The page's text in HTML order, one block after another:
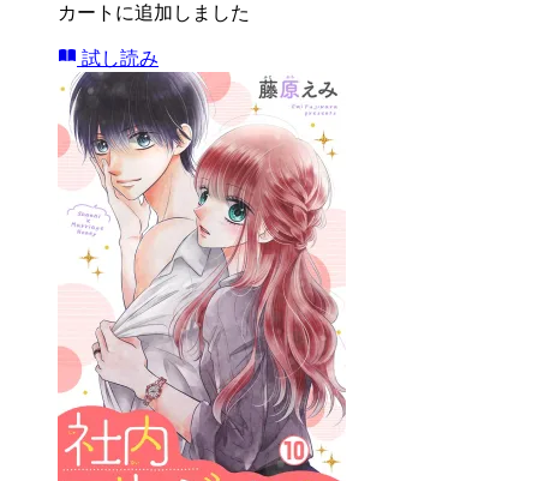
カートに追加しました
試し読み